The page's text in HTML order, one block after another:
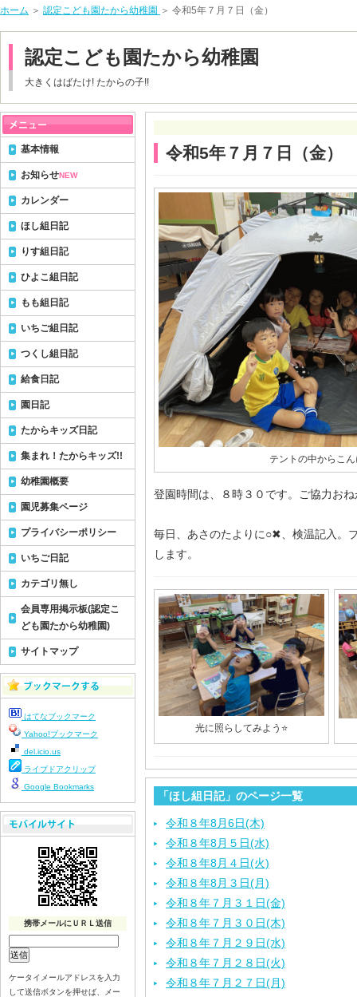
ホーム ＞ 認定こども園たから幼稚園 ＞ 令和5年７月７日（金）
認定こども園たから幼稚園
大きくはばたけ! たからの子!!
令和5年７月７日（金）
テントの中からこ
登園時間は、８時３０です。ご協力お
毎日、あさのたよりに○✖︎、検温記入。
します。
光に照らしてみよう⭐️
「ほし組日記」のページ一覧
令和８年8月6日(木)
令和８年8月５日(水)
令和８年8月４日(火)
令和８年8月３日(月)
令和８年７月３１日(金)
令和８年７月３０日(木)
令和８年７月２９日(水)
令和８年７月２８日(火)
令和８年７月２７日(月)
基本情報
お知らせNEW
カレンダー
ほし組日記
りす組日記
ひよこ組日記
もも組日記
いちご組日記
つくし組日記
給食日記
園日記
たからキッズ日記
集まれ！たからキッズ!!
幼稚園概要
園児募集ページ
プライバシーポリシー
いちご日記
カテゴリ無し
会員専用掲示板(認定こ
ども園たから幼稚園)
サイトマップ
はてなブックマーク
Yahoo!ブックマーク
del.icio.us
ライブドアクリップ
Google Bookmarks
携帯メールにＵＲＬ送信
ケータイメールアドレスを入力
して送信ボタンを押せば、メー